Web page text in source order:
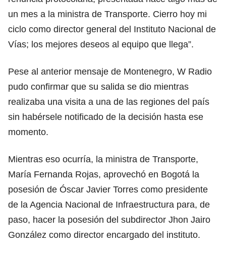
un mes a la ministra de Transporte. Cierro hoy mi
ciclo como director general del Instituto Nacional de
Vías; los mejores deseos al equipo que llega”.
Pese al anterior mensaje de Montenegro, W Radio
pudo confirmar que su salida se dio mientras
realizaba una visita a una de las regiones del país
sin habérsele notificado de la decisión hasta ese
momento.
Mientras eso ocurría, la ministra de Transporte,
María Fernanda Rojas, aprovechó en Bogotá la
posesión de Óscar Javier Torres como presidente
de la Agencia Nacional de Infraestructura para, de
paso, hacer la posesión del subdirector Jhon Jairo
González como director encargado del instituto.